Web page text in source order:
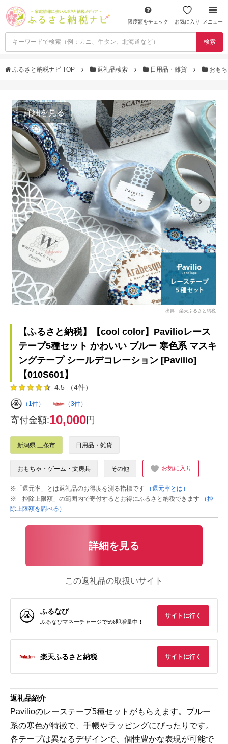
限度額をチェック お気に入り メニュー
検索
ふるさと納税ナビ TOP 返礼品検索 日用品・雑貨 おも
詳細を見る
出典：楽天ふるさと納税
【ふるさと納税】【cool color】Pavilioレース
テープ5種セット かわいい ブルー 寒色系 マスキ
ングテープ シールデコレーション [Pavilio]
【010S601】
4.5 （4件）
（1件） （3件）
寄付金額:10,000円
新潟県 三条市 日用品・雑貨
おもちゃ・ゲーム・文房具 その他 お気に入り
※「還元率」とは返礼品のお得度を測る指標です
（還元率とは）
※「控除上限額」の範囲内で寄付するとお得にふるさと納税できます
（控
除上限額を調べる）
詳細を見る
この返礼品の取扱いサイト
ふるなび
ふるなびマネーチャージで5%即増量中！
サイトに行く
楽天ふるさと納税 サイトに行く
返礼品紹介
Pavilioのレーステープ5種セットがもらえます。ブルー
系の寒色が特徴で、手帳やラッピングにぴったりです。
各テープは異なるデザインで、個性豊かな表現が可能で